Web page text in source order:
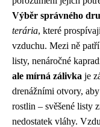
Výběr správného
terária, které
vzduchu. Mezi ně
listy, nenáročné
ale mírná zálivka je
drenážními otvory,
rostlin – svěšené listy
nedostatek vláhy.